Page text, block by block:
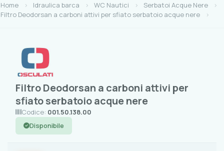
Home Idraulica barca WC Nautici
Serbatoi Acque Nere
Filtro Deodorsan a carboni attivi per sfiato serbatoio acque nere
Filtro Deodorsan a carboni attivi per
sfiato serbatoio acque nere
Codice: 001.50.138.00
Disponibile